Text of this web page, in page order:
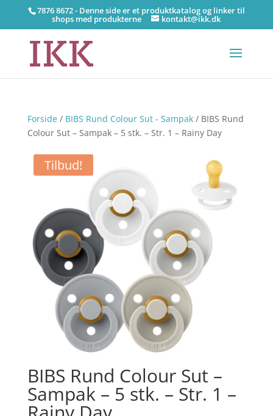
7876 8672 - Denne side er et produktkatalog og linker til
shops med produkterne kontakt@ikk.dk
Forside/ BIBS Rund Colour Sut - Sampak/ BIBS Rund
Colour Sut – Sampak – 5 stk. – Str. 1 – Rainy Day
Tilbud!
BIBS Rund Colour Sut –
Sampak – 5 stk. – Str. 1 –